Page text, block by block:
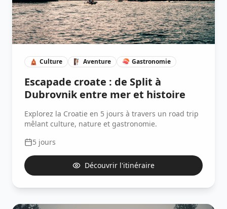
🛕 Culture 🧗🏽 Aventure 🍣 Gastronomie
Escapade croate : de Split à
Dubrovnik entre mer et histoire
Explorez la Croatie en 5 jours à travers un road trip
mêlant culture, nature et gastronomie.
5 jours
Découvrir l'itinéraire